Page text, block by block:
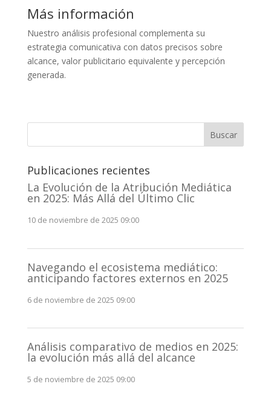
Más información
Nuestro análisis profesional complementa su
estrategia comunicativa con datos precisos sobre
alcance, valor publicitario equivalente y percepción
generada.
Buscar
Publicaciones recientes
La Evolución de la Atribución Mediática
en 2025: Más Allá del Último Clic
10 de noviembre de 2025 09:00
Navegando el ecosistema mediático:
anticipando factores externos en 2025
6 de noviembre de 2025 09:00
Análisis comparativo de medios en 2025:
la evolución más allá del alcance
5 de noviembre de 2025 09:00